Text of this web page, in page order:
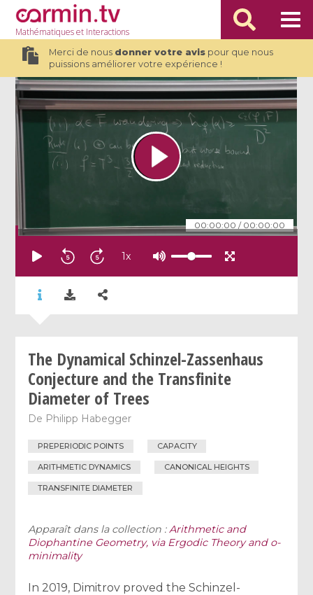
Mathématiqueset Interactions
Merci de nous donner votre avispour que nous
puissions améliorer votre expérience !
00:00:00 / 00:00:00
1x
The Dynamical Schinzel-Zassenhaus
Conjecture and the Transfinite
Diameter of Trees
De Philipp Habegger
PREPERIODIC POINTS CAPACITY
ARITHMETIC DYNAMICS CANONICAL HEIGHTS
TRANSFINITE DIAMETER
Apparaît dans la collection :Arithmetic and
Diophantine Geometry, via Ergodic Theory and o-
minimality
In 2019, Dimitrov proved the Schinzel-